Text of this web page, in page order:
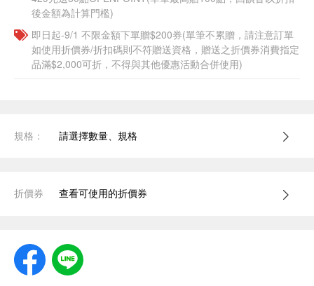
後金額為計算門檻)
即日起-9/1 不限金額下單贈$200券(單筆不累贈，請注意訂單
如使用折價券/折扣碼則不符贈送資格，贈送之折價券消費指定
品滿$2,000可折，不得與其他優惠活動合併使用)
規格： 請選擇數量、規格
折價券 查看可使用的折價券